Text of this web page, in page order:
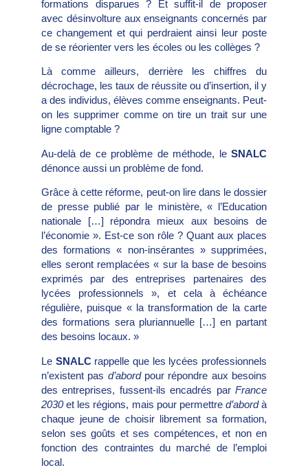
formations disparues ? Et suffit-il de proposer
avec désinvolture aux enseignants concernés par
ce changement et qui perdraient ainsi leur poste
de se réorienter vers les écoles ou les collèges ?
Là comme ailleurs, derrière les chiffres du
décrochage, les taux de réussite ou d’insertion, il y
a des individus, élèves comme enseignants. Peut-
on les supprimer comme on tire un trait sur une
ligne comptable ?
Au-delà de ce problème de méthode, leSNALC
dénonce aussi un problème de fond.
Grâce à cette réforme, peut-on lire dans le dossier
de presse publié par le ministère, « l’Education
nationale […] répondra mieux aux besoins de
l’économie ». Est-ce son rôle ? Quant aux places
des formations « non-insérantes » supprimées,
elles seront remplacées « sur la base de besoins
exprimés par des entreprises partenaires des
lycées professionnels », et cela à échéance
régulière, puisque « la transformation de la carte
des formations sera pluriannuelle […] en partant
des besoins locaux. »
Le SNALCrappelle que les lycées professionnels
n’existent pas d’abord pour répondre aux besoins
des entreprises, fussent-ils encadrés par France
2030et les régions, mais pour permettre d’abordà
chaque jeune de choisir librement sa formation,
selon ses goûts et ses compétences, et non en
fonction des contraintes du marché de l’emploi
local.